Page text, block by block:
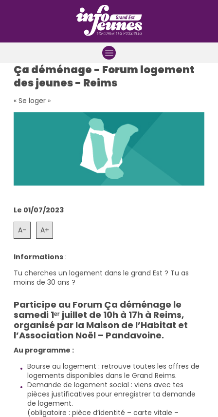
Ça déménage - Forum logement
des jeunes - Reims
« Se loger »
Le 01/07/2023
A- A+
Informations :
Tu cherches un logement dans le grand Est ? Tu as
moins de 30 ans ?
Participe au Forum Ça déménage le
samedi 1ᵉʳ juillet de 10h à 17h à Reims,
organisé par la Maison de l’Habitat et
l’Association Noël – Pandavoine.
Au programme :
Bourse au logement : retrouve toutes les offres de
logements disponibles dans le Grand Reims.
Demande de logement social : viens avec tes
pièces justificatives pour enregistrer ta demande
de logement.
(obligatoire : pièce d’identité – carte vitale –